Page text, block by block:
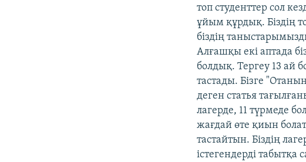
топ студенттер сол
ұйым құрдық. Біздің
біздің
Алғашқы екі аптада
болдық. Тергеу 13 ай
тастады. Бізге
деген статья
лагерде, 11 түрмеде
жағдай өте қиын
тастайтын. Біздің
істегендерді